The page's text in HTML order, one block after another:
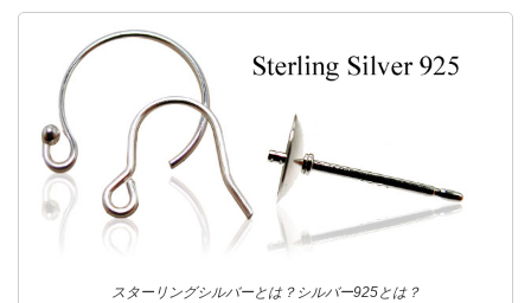
スターリングシルバーとは？シルバー925とは？